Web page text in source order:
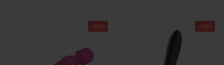
−15% −19%